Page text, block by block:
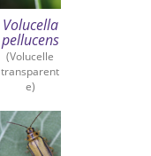
Volucella
pellucens
(Volucelle
transparent
e)